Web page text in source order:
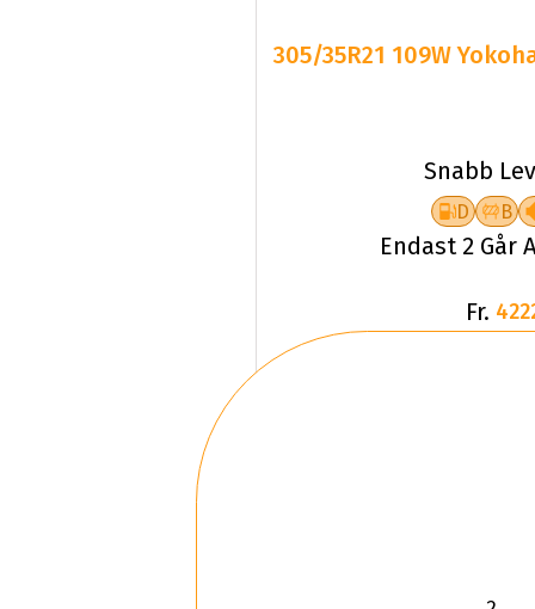
305/35R21 109W
Snabb
D B
Endast 2 Går
Fr.